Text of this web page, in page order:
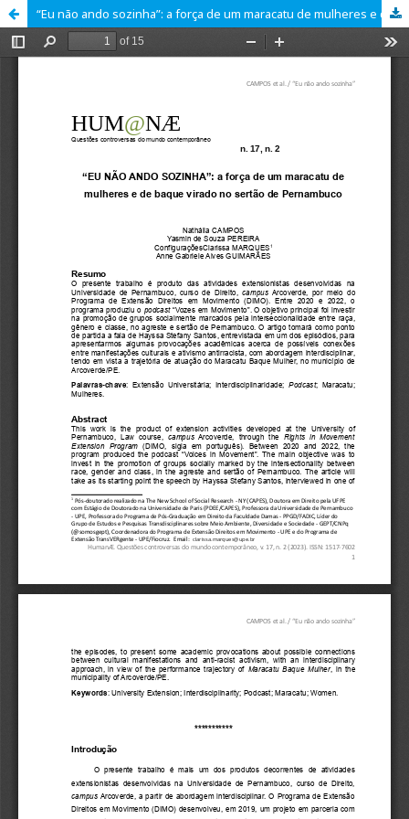
“Eu não ando sozinha”: a força de um maracatu de mulheres e de baque virado no sertão de Pernambuco